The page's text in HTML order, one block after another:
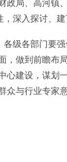
局、高河镇
深入探讨、建
级各部门要
，做到前瞻布
心建设，谋划
与行业专家